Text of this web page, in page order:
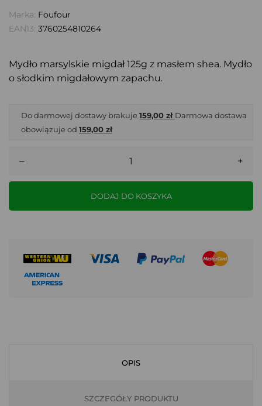
Marka: Foufour
EAN13: 3760254810264
Mydło marsylskie migdał 125g z masłem shea. Mydło
o słodkim migdałowym zapachu.
Do darmowej dostawy brakuje 159,00 zł Darmowa dostawa
obowiązuje od 159,00 zł
– +
DODAJ DO KOSZYKA
OPIS
SZCZEGÓŁY PRODUKTU